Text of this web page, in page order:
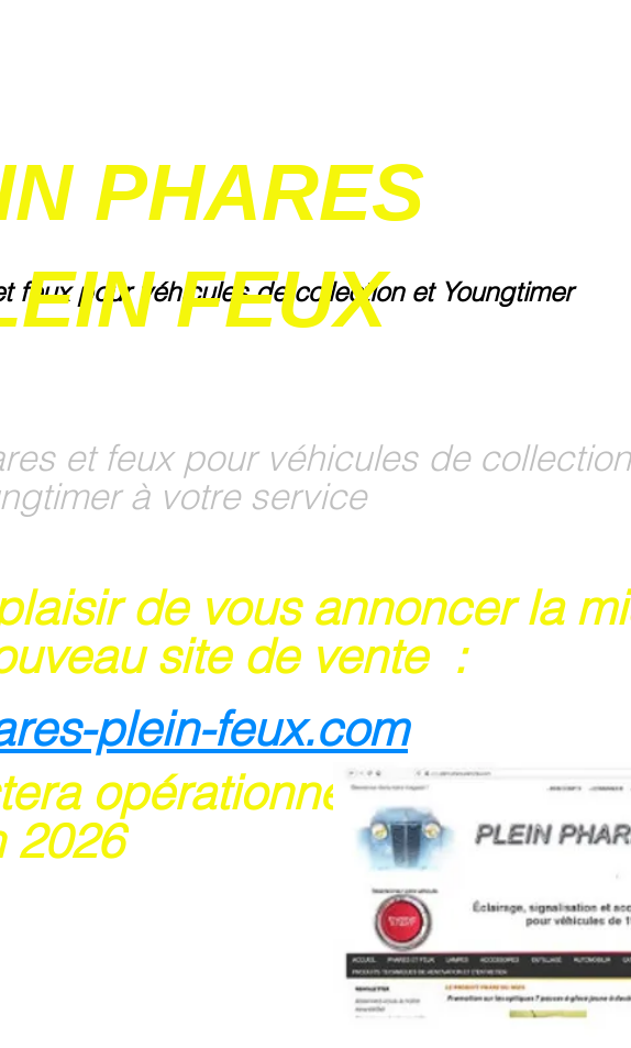
feux pour véhicules de collection et Youngtimer
et feux pour véhicules de collection
à votre service
de vous annoncer la
site de vente :
plein-feux.com
opérationnel
6
PHARES
FEUX